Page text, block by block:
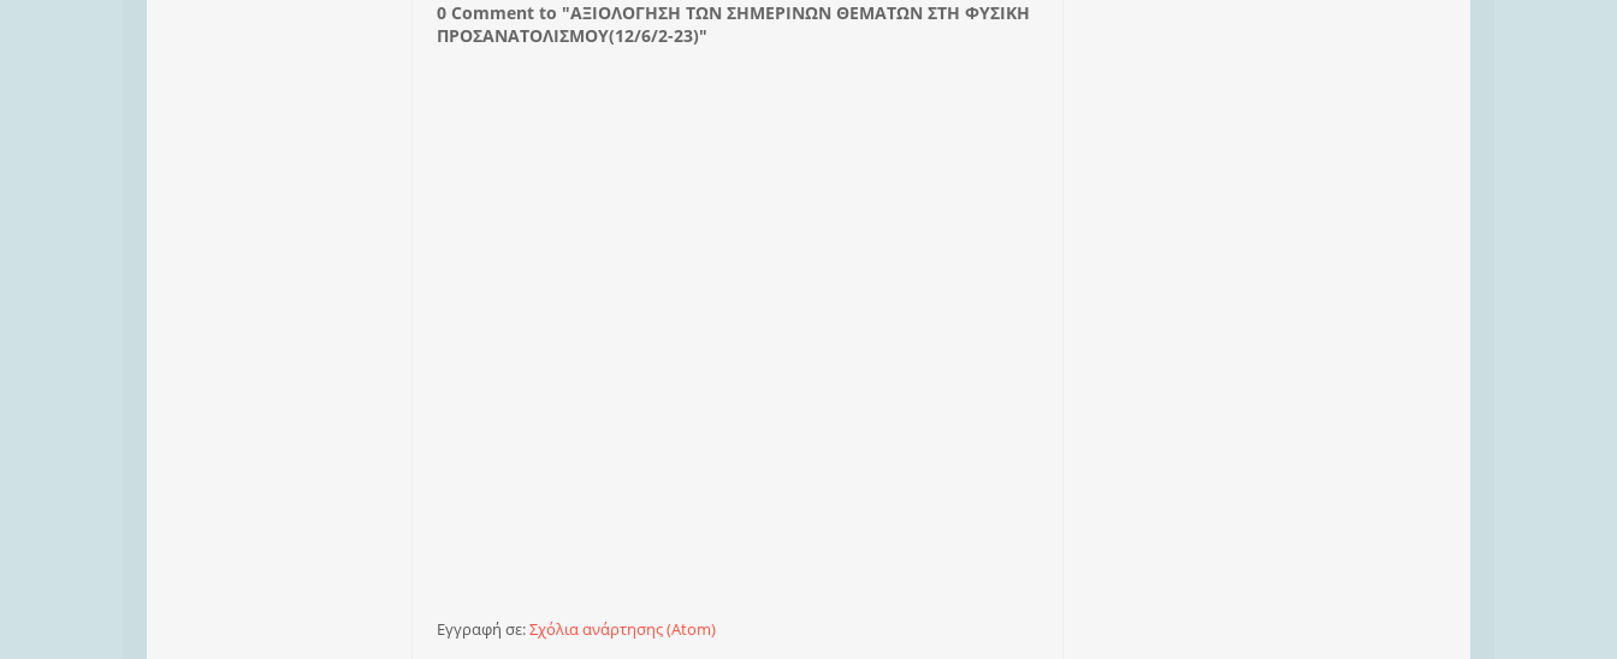
0 Comment to "ΑΞΙΟΛΟΓΗΣΗ ΤΩΝ ΣΗΜΕΡΙΝΩΝ ΘΕΜΑΤΩΝ ΣΤΗ ΦΥΣΙΚΗ
ΠΡΟΣΑΝΑΤΟΛΙΣΜΟΥ(12/6/2-23)"
Εγγραφή σε:Σχόλια ανάρτησης (Atom)